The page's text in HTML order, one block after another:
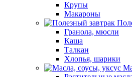
Крупы
Макароны
Гранола, мюсли
Каша
Талкан
Хлопья, шарики